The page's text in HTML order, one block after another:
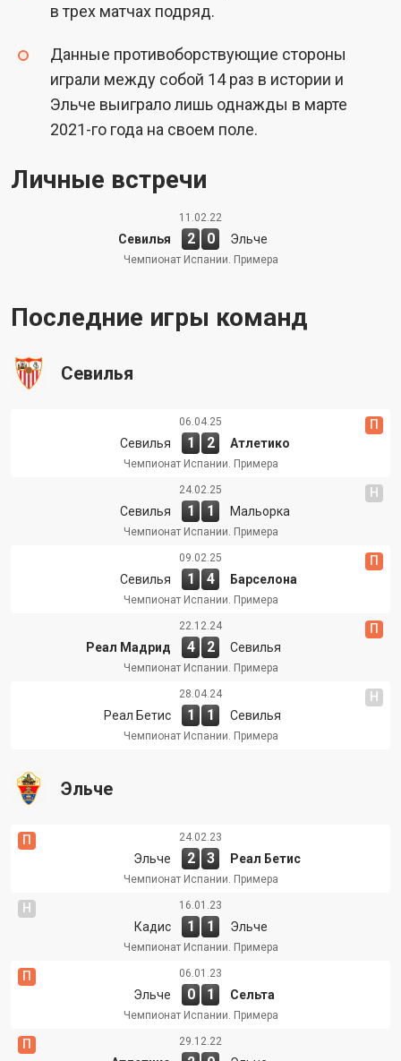
в трех матчах подряд.
Данные противоборствующие стороны
играли между собой 14 раз в истории и
Эльче выиграло лишь однажды в марте
2021-го года на своем поле.
Личные встречи
11.02.22
Севилья 2 0 Эльче
Чемпионат Испании. Примера
Последние игры команд
Севилья
П
06.04.25
Севилья 1 2 Атлетико
Чемпионат Испании. Примера
Н
24.02.25
Севилья 1 1 Мальорка
Чемпионат Испании. Примера
П
09.02.25
Севилья 1 4 Барселона
Чемпионат Испании. Примера
П
22.12.24
Реал Мадрид 4 2 Севилья
Чемпионат Испании. Примера
Н
28.04.24
Реал Бетис 1 1 Севилья
Чемпионат Испании. Примера
Эльче
П 24.02.23
Эльче 2 3 Реал Бетис
Чемпионат Испании. Примера
Н 16.01.23
Кадис 1 1 Эльче
Чемпионат Испании. Примера
П 06.01.23
Эльче 0 1 Сельта
Чемпионат Испании. Примера
П 29.12.22